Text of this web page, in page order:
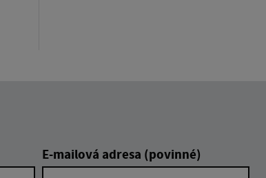
E-mailová adresa (povinné)